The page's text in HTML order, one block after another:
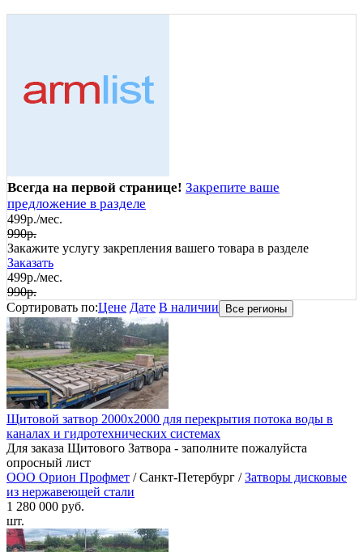
Всегда на первой странице! Закрепите ваше
предложение в разделе
499р./мес.
990р.
Закажите услугу закрепления вашего товара в разделе
Заказать
499р./мес.
990р.
Сортировать по:Цене Дате В наличии Все регионы
Щитовой затвор 2000х2000 для перекрытия потока воды в
каналах и гидротехнических системах
Для заказа Щитового Затвора - заполните пожалуйста
опросный лист
ООО Орион Профмет / Санкт-Петербург /Затворы дисковые
из нержавеющей стали
1 280 000 руб.
шт.